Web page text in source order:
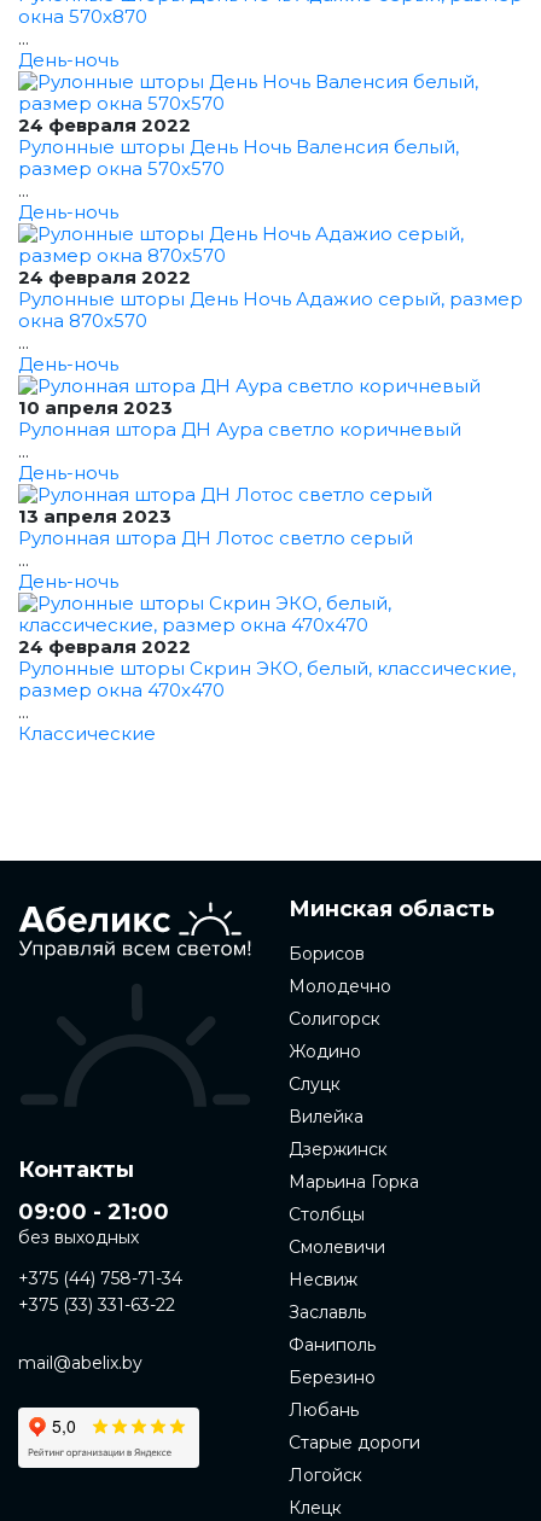
окна 570x870
...
День-ночь
24 февраля 2022
Рулонные шторы День Ночь Валенсия белый,
размер окна 570x570
...
День-ночь
24 февраля 2022
Рулонные шторы День Ночь Адажио серый, размер
окна 870x570
...
День-ночь
10 апреля 2023
Рулонная штора ДН Аура светло коричневый
...
День-ночь
13 апреля 2023
Рулонная штора ДН Лотос светло серый
...
День-ночь
24 февраля 2022
Рулонные шторы Скрин ЭКО, белый, классические,
размер окна 470x470
...
Классические
Контакты
09:00 - 21:00
без выходных
+375 (44) 758-71-34
+375 (33) 331-63-22
mail@abelix.by
Минская область
Борисов
Молодечно
Солигорск
Жодино
Слуцк
Вилейка
Дзержинск
Марьина Горка
Столбцы
Смолевичи
Несвиж
Заславль
Фаниполь
Березино
Любань
Старые дороги
Логойск
Клецк